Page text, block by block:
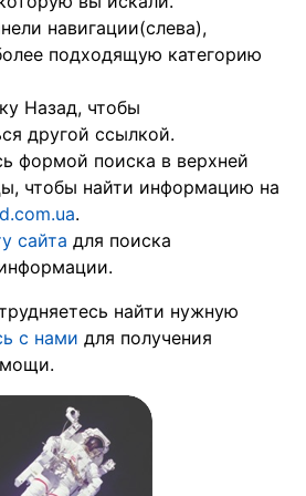
навигации(слева),
подходящую категорию
Назад, чтобы
другой ссылкой.
формой поиска в верхней
чтобы найти информацию на
.
сайта для поиска
найти нужную
с нами для получения